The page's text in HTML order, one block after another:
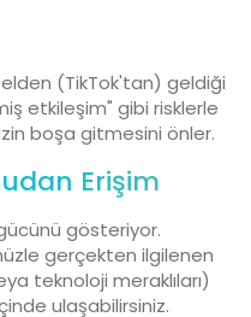
(TikTok'tan) geldiği
etkileşim" gibi risklerle
boşa gitmesini önler.
Erişim
gösteriyor.
gerçekten ilgilenen
teknoloji meraklıları)
ulaşabilirsiniz.